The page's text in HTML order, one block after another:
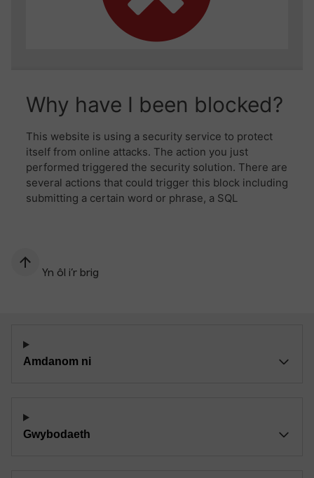
Yn ôl i’r brig
Amdanom ni
Gwybodaeth